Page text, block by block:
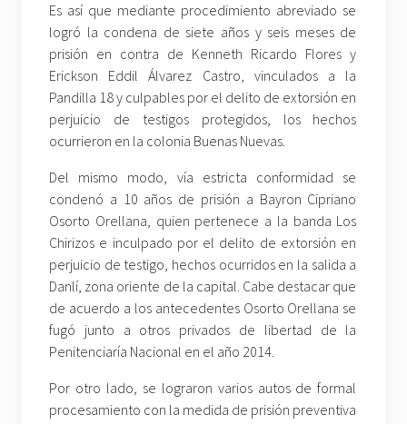
Es así que mediante procedimiento abreviado se
logró la condena de siete años y seis meses de
prisión en contra de Kenneth Ricardo Flores y
Erickson Eddil Álvarez Castro, vinculados a la
Pandilla 18 y culpables por el delito de extorsión en
perjuicio de testigos protegidos, los hechos
ocurrieron en la colonia Buenas Nuevas.
Del mismo modo, vía estricta conformidad se
condenó a 10 años de prisión a Bayron Cipriano
Osorto Orellana, quien pertenece a la banda Los
Chirizos e inculpado por el delito de extorsión en
perjuicio de testigo, hechos ocurridos en la salida a
Danlí, zona oriente de la capital. Cabe destacar que
de acuerdo a los antecedentes Osorto Orellana se
fugó junto a otros privados de libertad de la
Penitenciaría Nacional en el año 2014.
Por otro lado, se lograron varios autos de formal
procesamiento con la medida de prisión preventiva